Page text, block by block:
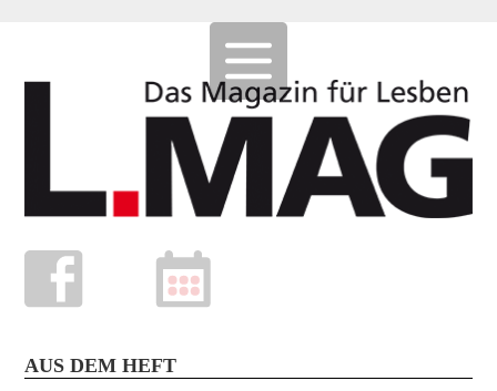
AUS DEM HEFT